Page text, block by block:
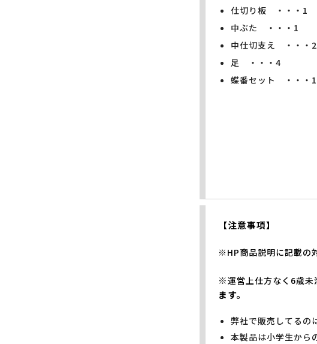
仕切り板 ・・・1
中ぶた ・・・1
中仕切支え ・・・2
足 ・・・4
蝶番セット ・・・1
【注意事項】
※HP商品説明に記載の
※運営上仕方なく6歳
ます。
弊社で販売してるの
本製品は小学生から